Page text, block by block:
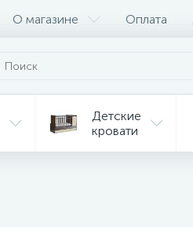
О магазине Оплата
Детские
кровати